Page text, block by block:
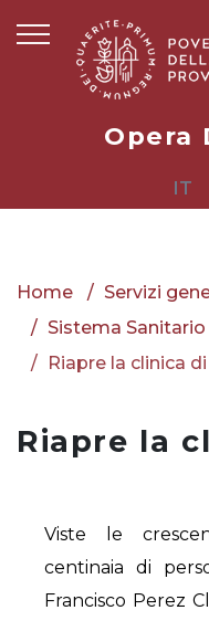
Opera
IT
Home
Servizi
Sistema
Riapre la clinica
Riapre la
Viste le
centinaia di
Francisco Perez